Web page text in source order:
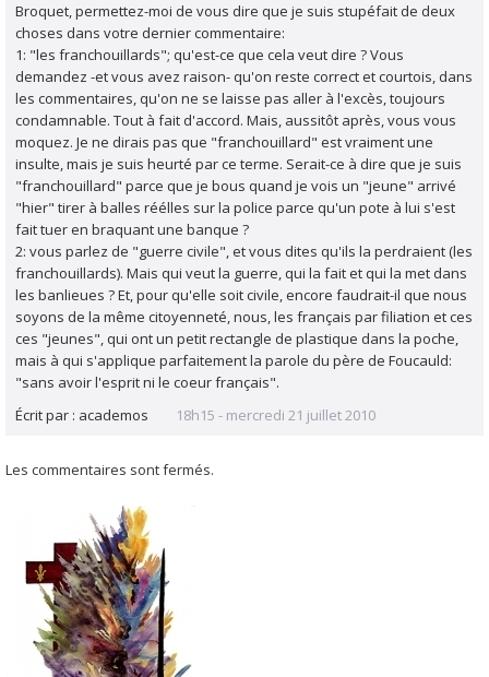
Broquet, permettez-moi de vous dire que je suis stupéfait de deux
choses dans votre dernier commentaire:
1: "les franchouillards"; qu'est-ce que cela veut dire ? Vous
demandez -et vous avez raison- qu'on reste correct et courtois, dans
les commentaires, qu'on ne se laisse pas aller à l'excès, toujours
condamnable. Tout à fait d'accord. Mais, aussitôt après, vous vous
moquez. Je ne dirais pas que "franchouillard" est vraiment une
insulte, mais je suis heurté par ce terme. Serait-ce à dire que je suis
"franchouillard" parce que je bous quand je vois un "jeune" arrivé
"hier" tirer à balles réélles sur la police parce qu'un pote à lui s'est
fait tuer en braquant une banque ?
2: vous parlez de "guerre civile", et vous dites qu'ils la perdraient (les
franchouillards). Mais qui veut la guerre, qui la fait et qui la met dans
les banlieues ? Et, pour qu'elle soit civile, encore faudrait-il que nous
soyons de la même citoyenneté, nous, les français par filiation et ces
ces "jeunes", qui ont un petit rectangle de plastique dans la poche,
mais à qui s'applique parfaitement la parole du père de Foucauld:
"sans avoir l'esprit ni le coeur français".
Écrit par : academos 18h15 - mercredi 21 juillet 2010
Les commentaires sont fermés.